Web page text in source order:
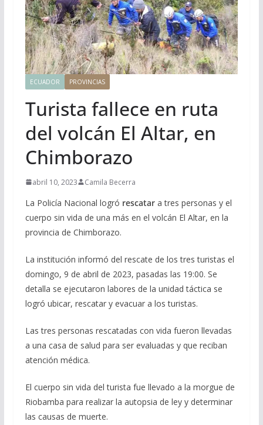
ECUADOR PROVINCIAS
Turista fallece en ruta
del volcán El Altar, en
Chimborazo
abril 10, 2023 Camila Becerra
La Policía Nacional logró rescatar a tres personas y el
cuerpo sin vida de una más en el volcán El Altar, en la
provincia de Chimborazo.
La institución informó del rescate de los tres turistas el
domingo, 9 de abril de 2023, pasadas las 19:00. Se
detalla se ejecutaron labores de la unidad táctica se
logró ubicar, rescatar y evacuar a los turistas.
Las tres personas rescatadas con vida fueron llevadas
a una casa de salud para ser evaluadas y que reciban
atención médica.
El cuerpo sin vida del turista fue llevado a la morgue de
Riobamba para realizar la autopsia de ley y determinar
las causas de muerte.